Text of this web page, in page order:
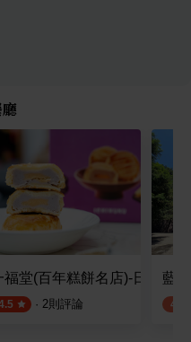
福堂(百年糕餅名店)-日一店
· 2則評論
藍
4.1